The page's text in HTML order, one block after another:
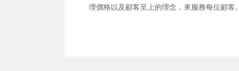
理價格以及顧客至上的理念，來服務每位顧客。